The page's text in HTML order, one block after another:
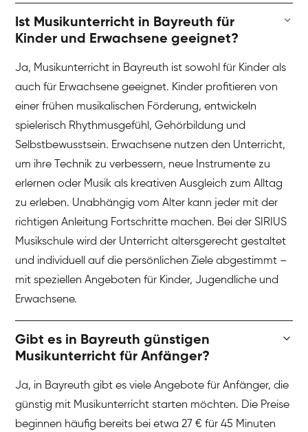
Ist Musikunterricht in Bayreuth für
Kinder und Erwachsene geeignet?
Ja, Musikunterricht in Bayreuth ist sowohl für Kinder als
auch für Erwachsene geeignet. Kinder profitieren von
einer frühen musikalischen Förderung, entwickeln
spielerisch Rhythmusgefühl, Gehörbildung und
Selbstbewusstsein. Erwachsene nutzen den Unterricht,
um ihre Technik zu verbessern, neue Instrumente zu
erlernen oder Musik als kreativen Ausgleich zum Alltag
zu erleben. Unabhängig vom Alter kann jeder mit der
richtigen Anleitung Fortschritte machen. Bei der SIRIUS
Musikschule wird der Unterricht altersgerecht gestaltet
und individuell auf die persönlichen Ziele abgestimmt –
mit speziellen Angeboten für Kinder, Jugendliche und
Erwachsene.
Gibt es in Bayreuth günstigen
Musikunterricht für Anfänger?
Ja, in Bayreuth gibt es viele Angebote für Anfänger, die
günstig mit Musikunterricht starten möchten. Die Preise
beginnen häufig bereits bei etwa 27 € für 45 Minuten